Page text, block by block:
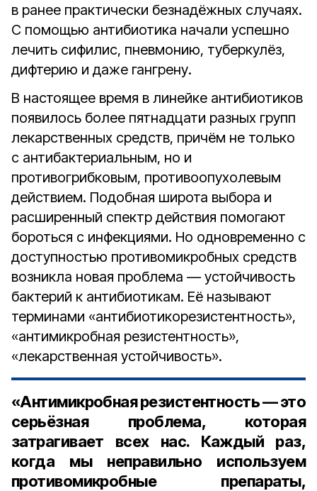
в ранее практически безнадёжных случаях.
С помощью антибиотика начали успешно
лечить сифилис, пневмонию, туберкулёз,
дифтерию и даже гангрену.
В настоящее время в линейке антибиотиков
появилось более пятнадцати разных групп
лекарственных средств, причём не только
с антибактериальным, но и
противогрибковым, противоопухолевым
действием. Подобная широта выбора и
расширенный спектр действия помогают
бороться с инфекциями. Но одновременно с
доступностью противомикробных средств
возникла новая проблема — устойчивость
бактерий к антибиотикам. Её называют
терминами «антибиотикорезистентность»,
«антимикробная резистентность»,
«лекарственная устойчивость».
«Антимикробная резистентность — это
серьёзная проблема, которая
затрагивает всех нас. Каждый раз,
когда мы неправильно используем
противомикробные препараты,